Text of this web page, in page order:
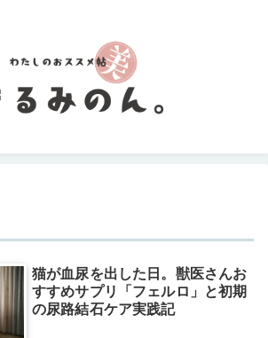
猫が血尿を出した日。獣医さんお
すすめサプリ「フェルロ」と初期
の尿路結石ケア実践記